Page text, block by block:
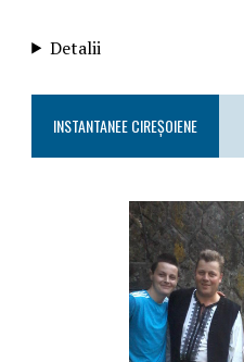
Detalii
INSTANTANEE CIREȘOIENE